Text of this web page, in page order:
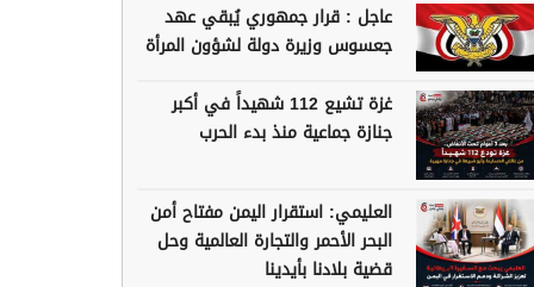
عاجل : قرار جمهوري يُبقي عهد
جعسوس وزيرة دولة لشؤون المرأة
غزة تشيع 112 شهيداً في أكبر
جنازة جماعية منذ بدء الحرب
العليمي: استقرار اليمن مفتاح أمن
البحر الأحمر والتجارة العالمية وحل
قضية بلادنا بأيدينا